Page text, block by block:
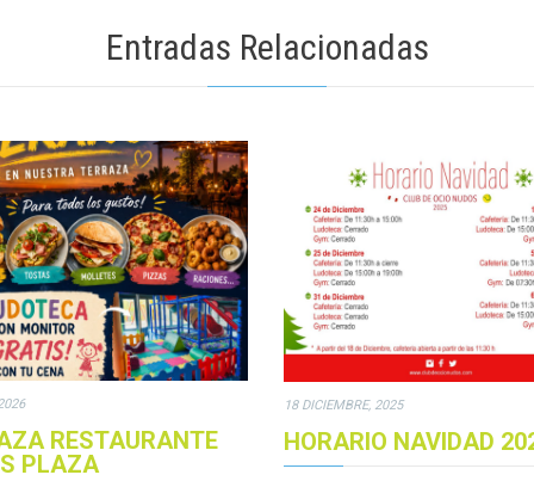
Entradas Relacionadas
RESTAURANTE
PLAZA
18 DICIEMBRE, 2025
HORARIO NAVIDAD